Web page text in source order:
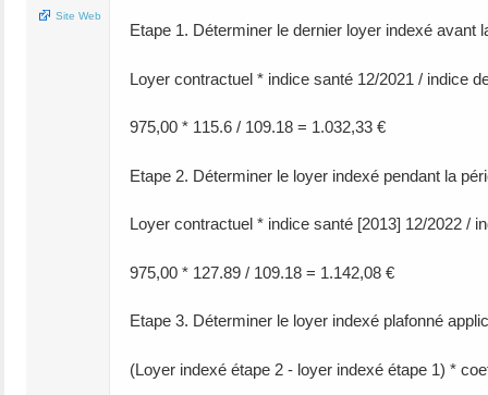
Site Web
Etape 1. Déterminer le dernier loyer indexé avant
Loyer contractuel * indice santé 12/2021 / indice
975,00 * 115.6 / 109.18 = 1.032,33 €
Etape 2. Déterminer le loyer indexé pendant la
Loyer contractuel * indice santé [2013] 12/2022 /
975,00 * 127.89 / 109.18 = 1.142,08 €
Etape 3. Déterminer le loyer indexé plafonné
(Loyer indexé étape 2 - loyer indexé étape 1) *